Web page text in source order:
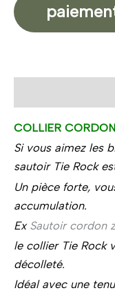
COLLIER
Si vous aimez les
sautoir Tie Rock
Un pièce forte,
accumulation.
Ex Sautoir cordon
le collier Tie Rock
décolleté.
Idéal avec une